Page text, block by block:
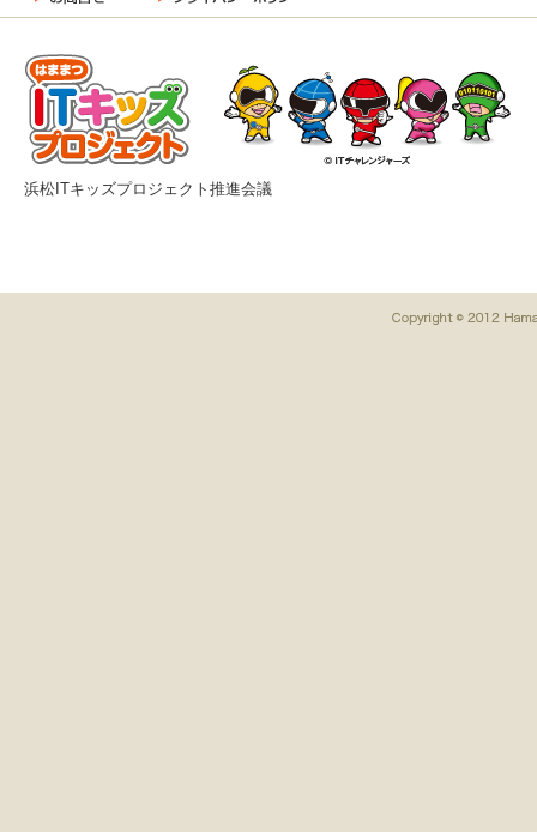
浜松ITキッズプロジェクト推進会議